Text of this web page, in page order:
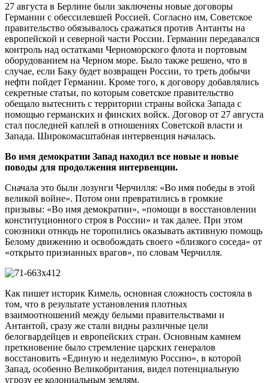
27 августа в Берлине были заключены новые договоры
Германии с обессилевшей Россией. Согласно им, Советское
правительство обязывалось сражаться против Антанты на
европейской и северной части России. Германии передавался
контроль над остатками Черноморского флота и портовым
оборудованием на Черном море. Было также решено, что в
случае, если Баку будет возвращен России, то треть добычи
нефти пойдет Германии. Кроме того, к договору добавлялись
секретные статьи, по которым советское правительство
обещало вытеснить с территории страны войска Запада с
помощью германских и финских войск. Договор от 27 августа
стал последней каплей в отношениях Советской власти и
Запада. Широкомасштабная интервенция началась.
Во имя демократии Запад находил все новые и новые
поводы для продолжения интервенции.
Сначала это были лозунги Черчилля: «Во имя победы в этой
великой войне». Потом они превратились в громкие
призывы: «Во имя демократии», «помощи в восстановлении
конституционного строя в России» и так далее. При этом
союзники отнюдь не торопились оказывать активную помощь
Белому движению и освобождать своего «близкого соседа» от
«открыто признанных врагов», по словам Черчилля.
Как пишет историк Кимель, основная сложность состояла в
том, что в результате установления плотных
взаимоотношений между белыми правительствами и
Антантой, сразу же стали видны различные цели
белогвардейцев и европейских стран. Основным камнем
преткновение было стремление царских генералов
восстановить «Единую и неделимую Россию», в которой
Запад, особенно Великобритания, видел потенциальную
угрозу ее колониальным землям.